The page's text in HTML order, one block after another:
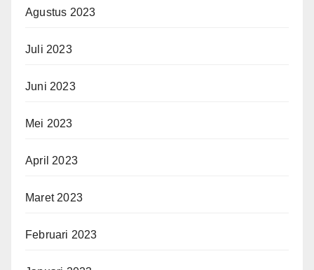
Agustus 2023
Juli 2023
Juni 2023
Mei 2023
April 2023
Maret 2023
Februari 2023